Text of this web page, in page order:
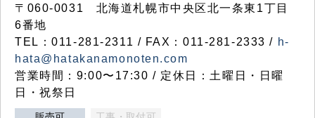
〒060-0031 北海道札幌市中央区北一条東1丁目
6番地
TEL：011-281-2311 / FAX：011-281-2333 / h-
hata@hatakanamonoten.com
営業時間：9:00〜17:30 / 定休日：土曜日・日曜
日・祝祭日